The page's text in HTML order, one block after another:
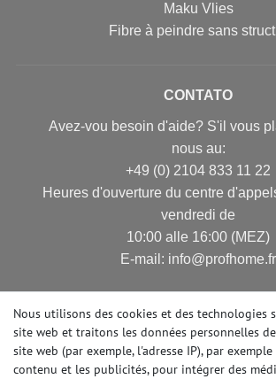
Maku Vlies
Fibre à peindre sans
CONTATO
Avez-vou besoin d'aide? S'il vous
nous au:
+49 (0) 2104 833 11 22
Heures d'ouverture du centre
vendredi de
10:00 alle 16:00 (MEZ)
E-mail: info@profhome.fr
MODES DE PAIEMENT
Nous utilisons des cookies et des technologies
site web et traitons les données personnelles
site web (par exemple, l'adresse IP), par
contenu et les publicités, pour intégrer des